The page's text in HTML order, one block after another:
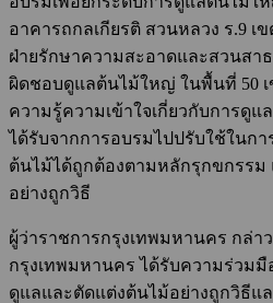
อาคารถกลเกียรติ สวนหลวง ร.9 เ
ฝ่ายรักษาความสะอาดและสวนสา
ผิดชอบดูแลต้นไม้ใหญ่ ในพื้นที่ 50
ความรู้ความเข้าใจเกี่ยวกับการดู
ได้รับจากการอบรมไปปรับใช้ในก
ต้นไม้ได้ถูกต้องตามหลักรุกขกรร
อย่างถูกวิธี
ผู้ว่าราชการกรุงเทพมหานคร กล่า
กรุงเทพมหานคร ได้รับความร่วม
ดูแลและตัดแต่งต้นไม้อย่างถูกวิธีแ